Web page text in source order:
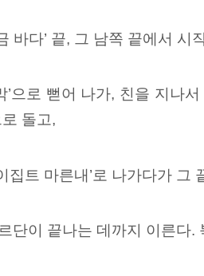
바다’ 끝, 그 남쪽 끝에서 시
’으로 뻗어 나가, 친을 지나
돌고,
집트 마른내’로 나가다가 그
단이 끝나는 데까지 이른다